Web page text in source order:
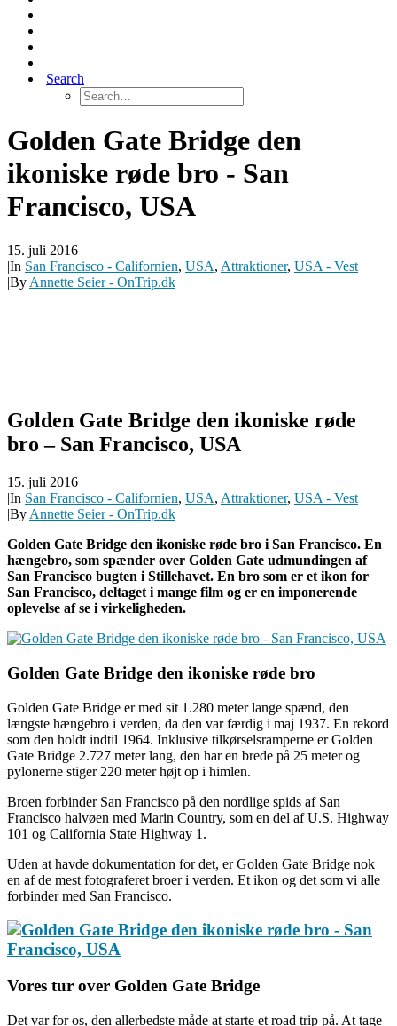
Search
Golden Gate Bridge den
ikoniske røde bro - San
Francisco, USA
15. juli 2016
|In San Francisco - Californien, USA, Attraktioner, USA - Vest
|By Annette Seier - OnTrip.dk
Golden Gate Bridge den ikoniske røde
bro – San Francisco, USA
15. juli 2016
|In San Francisco - Californien, USA, Attraktioner, USA - Vest
|By Annette Seier - OnTrip.dk
Golden Gate Bridge den ikoniske røde bro i San Francisco. En
hængebro, som spænder over Golden Gate udmundingen af
San Francisco bugten i Stillehavet. En bro som er et ikon for
San Francisco, deltaget i mange film og er en imponerende
oplevelse af se i virkeligheden.
Golden Gate Bridge den ikoniske røde bro
Golden Gate Bridge er med sit 1.280 meter lange spænd, den
længste hængebro i verden, da den var færdig i maj 1937. En rekord
som den holdt indtil 1964. Inklusive tilkørselsramperne er Golden
Gate Bridge 2.727 meter lang, den har en brede på 25 meter og
pylonerne stiger 220 meter højt op i himlen.
Broen forbinder San Francisco på den nordlige spids af San
Francisco halvøen med Marin Country, som en del af U.S. Highway
101 og California State Highway 1.
Uden at havde dokumentation for det, er Golden Gate Bridge nok
en af de mest fotograferet broer i verden. Et ikon og det som vi alle
forbinder med San Francisco.
Vores tur over Golden Gate Bridge
Det var for os, den allerbedste måde at starte et road trip på. At tage